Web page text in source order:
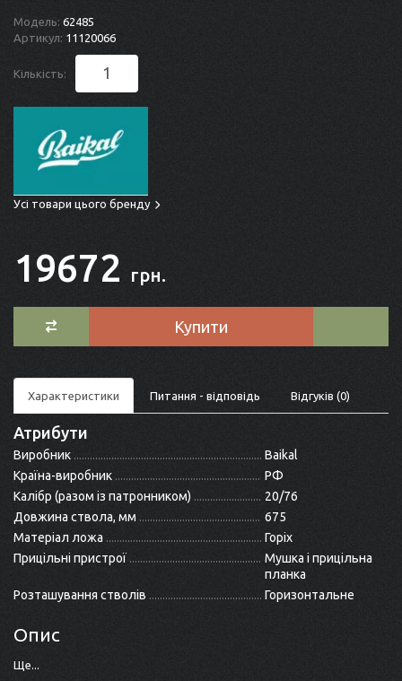
Модель: 62485
Артикул: 11120066
Кількість:
Усі товари цього бренду
19672 грн.
Купити
Характеристики Питання - відповідь Відгуків (0)
Атрибути
Виробник
Baikal
Країна-виробник
РФ
Калібр (разом із патронником)
20/76
Довжина ствола, мм
675
Матеріал ложа
Горіх
Прицільні пристрої
Мушка і прицільна
планка
Розташування стволів
Горизонтальне
Опис
Ще...